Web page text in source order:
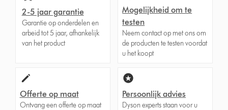
2-5 jaar garantie
Garantie op onderdelen en
arbeid tot 5 jaar, afhankelijk
van het product
Mogelijkheid om te
testen
Neem contact op met ons om
de producten te testen voordat
u het koopt
Offerte op maat
Ontvang een offerte op maat
Persoonlijk advies
Dyson experts staan voor u